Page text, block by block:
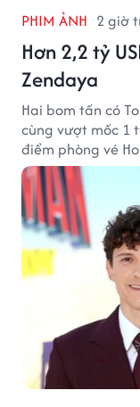
PHIM ẢNH 2 giờ
Hơn 2,2 tỷ
Zendaya
Hai bom tấn có
cùng vượt mốc 1
điểm phòng vé